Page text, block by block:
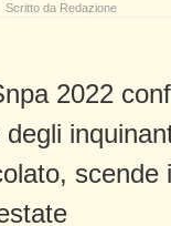
Scritto da Redazione
2022
scende